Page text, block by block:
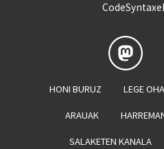
HONI BURUZ LEGE
ARAUAK
SALAKETEN KANALA